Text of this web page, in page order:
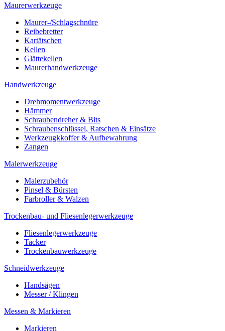
Maurerwerkzeuge
Maurer-/Schlagschnüre
Reibebretter
Kartätschen
Kellen
Glättekellen
Maurerhandwerkzeuge
Handwerkzeuge
Drehmomentwerkzeuge
Hämmer
Schraubendreher & Bits
Schraubenschlüssel, Ratschen & Einsätze
Werkzeugkkoffer & Aufbewahrung
Zangen
Malerwerkzeuge
Malerzubehör
Pinsel & Bürsten
Farbroller & Walzen
Trockenbau- und Fliesenlegerwerkzeuge
Fliesenlegerwerkzeuge
Tacker
Trockenbauwerkzeuge
Schneidwerkzeuge
Handsägen
Messer / Klingen
Messen & Markieren
Markieren